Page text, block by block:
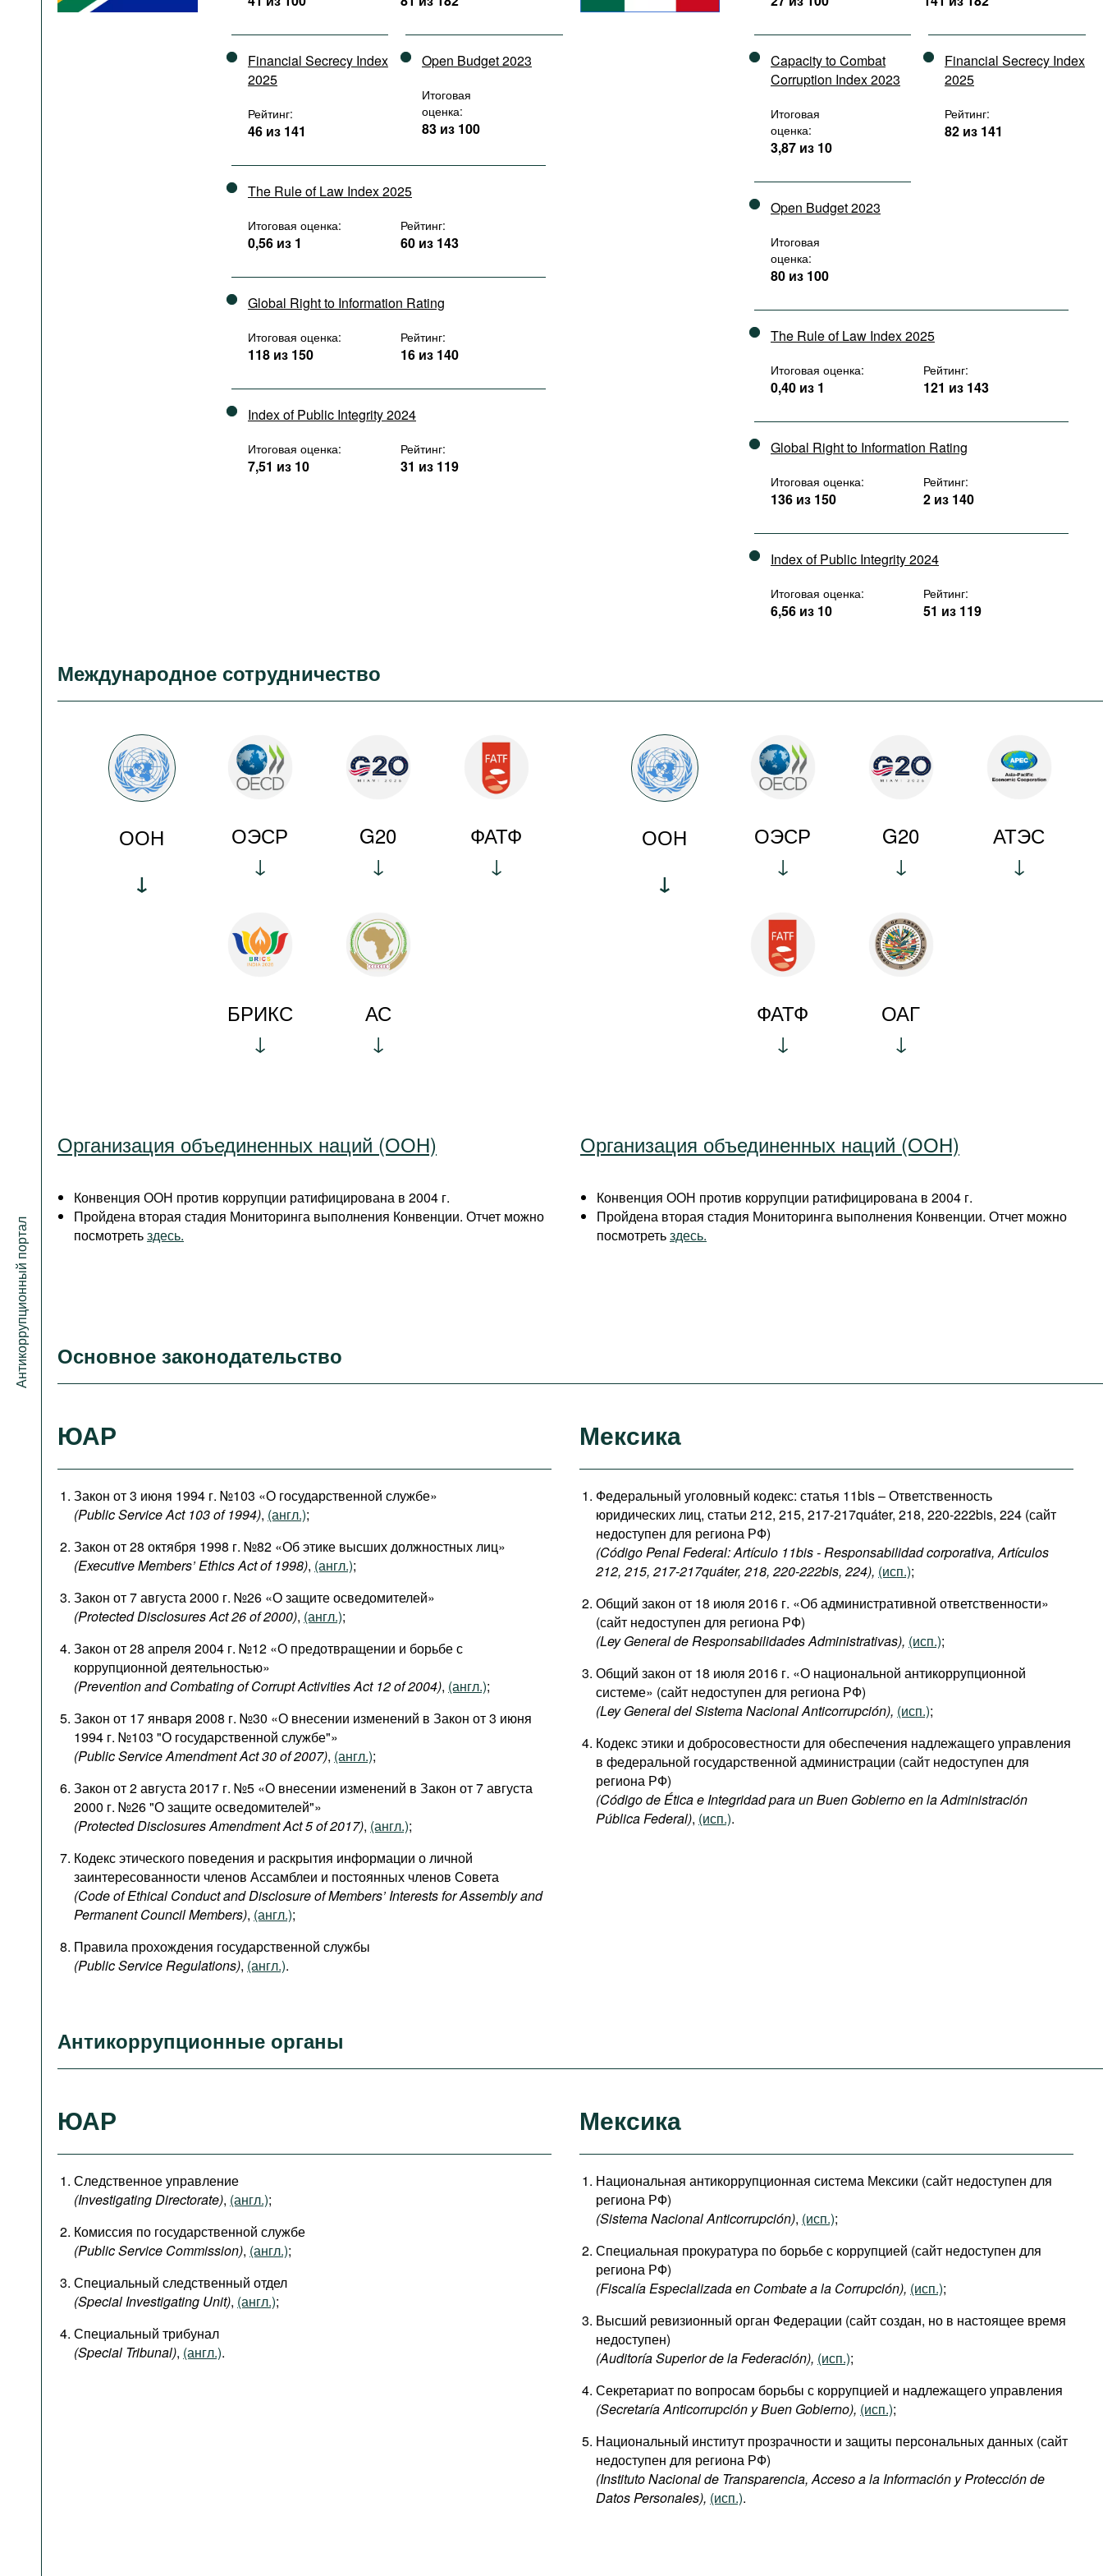
Антикоррупционный портал
Financial Secrecy Index
2025
Рейтинг:
46 из 141
Open Budget 2023
Итоговая
оценка:
83 из 100
The Rule of Law Index 2025
Итоговая оценка:
0,56 из 1
Рейтинг:
60 из 143
Global Right to Information Rating
Итоговая оценка:
118 из 150
Рейтинг:
16 из 140
Index of Public Integrity 2024
Итоговая оценка:
7,51 из 10
Рейтинг:
31 из 119
Capacity to Combat
Corruption Index 2023
Итоговая
оценка:
3,87 из 10
Financial Secrecy Index
2025
Рейтинг:
82 из 141
Open Budget 2023
Итоговая
оценка:
80 из 100
The Rule of Law Index 2025
Итоговая оценка:
0,40 из 1
Рейтинг:
121 из 143
Global Right to Information Rating
Итоговая оценка:
136 из 150
Рейтинг:
2 из 140
Index of Public Integrity 2024
Итоговая оценка:
6,56 из 10
Рейтинг:
51 из 119
Международное сотрудничество
ООН ОЭСР G20 ФАТФ
БРИКС АС
ООН ОЭСР G20 АТЭС
ФАТФ ОАГ
Организация объединенных наций (ООН)
Конвенция ООН против коррупции ратифицирована в 2004 г.
Пройдена вторая стадия Мониторинга выполнения Конвенции. Отчет можно
посмотретьздесь.
Организация объединенных наций (ООН)
Конвенция ООН против коррупции ратифицирована в 2004 г.
Пройдена вторая стадия Мониторинга выполнения Конвенции. Отчет можно
посмотретьздесь.
Основное законодательство
ЮАР
Закон от 3 июня 1994 г. №103 «О государственной службе»
(Public Service Act 103 of 1994), (англ.);
Закон от 28 октября 1998 г. №82 «Об этике высших должностных лиц»
(Executive Members’ Ethics Act of 1998), (англ.);
Закон от 7 августа 2000 г. №26 «О защите осведомителей»
(Protected Disclosures Act 26 of 2000), (англ.);
Закон от 28 апреля 2004 г. №12 «О предотвращении и борьбе с
коррупционной деятельностью»
(Prevention and Combating of Corrupt Activities Act 12 of 2004), (англ.);
Закон от 17 января 2008 г. №30 «О внесении изменений в Закон от 3 июня
1994 г. №103 "О государственной службе"»
(Public Service Amendment Act 30 of 2007), (англ.);
Закон от 2 августа 2017 г. №5 «О внесении изменений в Закон от 7 августа
2000 г. №26 "О защите осведомителей"»
(Protected Disclosures Amendment Act 5 of 2017), (англ.);
Кодекс этического поведения и раскрытия информации о личной
заинтересованности членов Ассамблеи и постоянных членов Совета
(Code of Ethical Conduct and Disclosure of Members’ Interests for Assembly and
Permanent Council Members), (англ.);
Правила прохождения государственной службы
(Public Service Regulations), (англ.).
Мексика
Федеральный уголовный кодекс: статья 11bis – Ответственность
юридических лиц, статьи 212, 215, 217-217quáter, 218, 220-222bis, 224 (сайт
недоступен для региона РФ)
(Código Penal Federal: Artículo 11bis - Responsabilidad corporativa, Artículos
212, 215, 217-217quáter, 218, 220-222bis, 224), (исп.);
Общий закон от 18 июля 2016 г. «Об административной ответственности»
(сайт недоступен для региона РФ)
(Ley General de Responsabilidades Administrativas), (исп.);
Общий закон от 18 июля 2016 г. «О национальной антикоррупционной
системе» (сайт недоступен для региона РФ)
(Ley General del Sistema Nacional Anticorrupción), (исп.);
Кодекс этики и добросовестности для обеспечения надлежащего управления
в федеральной государственной администрации (сайт недоступен для
региона РФ)
(Código de Ética e Integridad para un Buen Gobierno en la Administración
Pública Federal), (исп.).
Антикоррупционные органы
ЮАР
Следственное управление
(Investigating Directorate), (англ.);
Комиссия по государственной службе
(Public Service Commission), (англ.);
Специальный следственный отдел
(Special Investigating Unit), (англ.);
Специальный трибунал
(Special Tribunal), (англ.).
Мексика
Национальная антикоррупционная система Мексики (сайт недоступен для
региона РФ)
(Sistema Nacional Anticorrupción​), (исп.);
Специальная прокуратура по борьбе с коррупцией (сайт недоступен для
региона РФ)
(Fiscalía Especializada en Combate a la Corrupción), (исп.);
Высший ревизионный орган Федерации (сайт создан, но в настоящее время
недоступен)
(Auditoría Superior de la Federación), (исп.);
Секретариат по вопросам борьбы с коррупцией и надлежащего управления
(Secretaría Anticorrupción y Buen Gobierno), (исп.);
Национальный институт прозрачности и защиты персональных данных (сайт
недоступен для региона РФ)
(Instituto Nacional de Transparencia, Acceso a la Información y Protección de
Datos Personales), (исп.).